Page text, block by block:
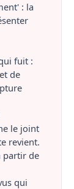
: la
fuit :
de
le joint
revient.
partir de
qui